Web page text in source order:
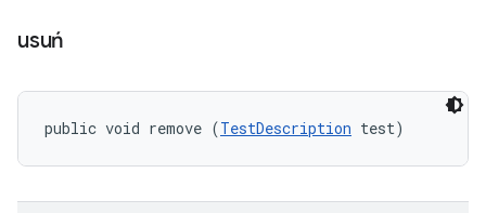
usuń
public void remove (TestDescription test)